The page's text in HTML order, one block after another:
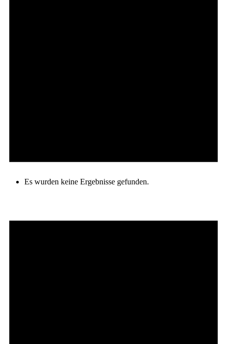
Es wurden keine Ergebnisse gefunden.